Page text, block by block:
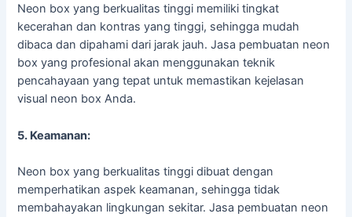
Neon box yang berkualitas tinggi memiliki tingkat
kecerahan dan kontras yang tinggi, sehingga mudah
dibaca dan dipahami dari jarak jauh. Jasa pembuatan neon
box yang profesional akan menggunakan teknik
pencahayaan yang tepat untuk memastikan kejelasan
visual neon box Anda.
5. Keamanan:
Neon box yang berkualitas tinggi dibuat dengan
memperhatikan aspek keamanan, sehingga tidak
membahayakan lingkungan sekitar. Jasa pembuatan neon